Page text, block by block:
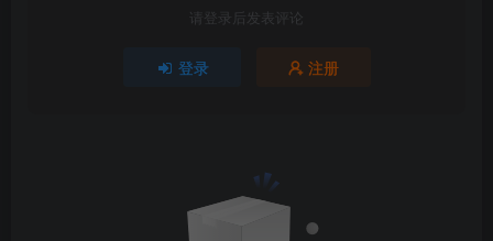
请登录后发表评论
登录 注册